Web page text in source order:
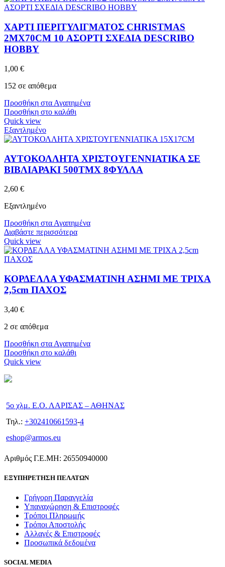
ΧΑΡΤΙ ΠΕΡΙΤΥΛΙΓΜΑΤΟΣ CHRISTMAS
2MX70CM 10 ΑΣΟΡΤΙ ΣΧΕΔΙΑ DESCRIBO
HOBBY
1,00 €
152 σε απόθεμα
Προσθήκη στα Αγαπημένα
Προσθήκη στο καλάθι
Quick view
Εξαντλημένο
ΑΥΤΟΚΟΛΛΗΤΑ ΧΡΙΣΤΟΥΓΕΝΝΙΑΤΙΚΑ ΣΕ
ΒΙΒΛΙΑΡΑΚΙ 500ΤΜΧ 8ΦΥΛΛΑ
2,60 €
Εξαντλημένο
Προσθήκη στα Αγαπημένα
Διαβάστε περισσότερα
Quick view
ΚΟΡΔΕΛΛΑ ΥΦΑΣΜΑΤΙΝΗ ΑΣΗΜΙ ΜΕ ΤΡΙΧΑ
2,5cm ΠΑΧΟΣ
3,40 €
2 σε απόθεμα
Προσθήκη στα Αγαπημένα
Προσθήκη στο καλάθι
Quick view
5ο χλμ. Ε.Ο. ΛΑΡΙΣΑΣ – ΑΘΗΝΑΣ
Τηλ.: +302410661593-4
eshop@armos.eu
Αριθμός Γ.Ε.ΜΗ: 26550940000
ΕΞΥΠΗΡΕΤΗΣΗ ΠΕΛΑΤΩΝ
Γρήγορη Παραγγελία
Υπαναχώρηση & Επιστροφές
Τρόποι Πληρωμής
Τρόποι Αποστολής
Αλλαγές & Επιστροφές
Προσωπικά δεδομένα
SOCIAL MEDIA